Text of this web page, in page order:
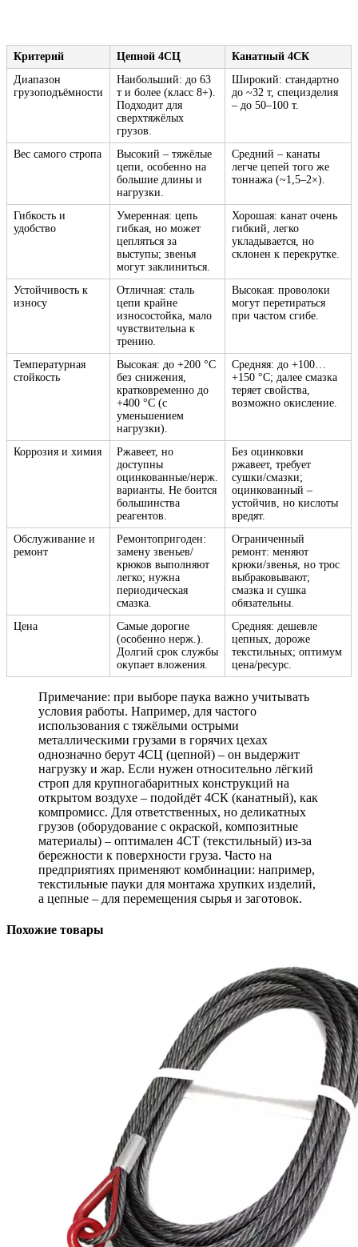
Критерий Цепной 4СЦ
Канатный 4СК
Диапазон
грузоподъёмности
Наибольший: до 63
т и более (класс 8+).
Подходит для
сверхтяжёлых
грузов.
Широкий: стандартно
до ~32 т, специзделия
– до 50–100 т.
Вес самого стропа
Высокий – тяжёлые
цепи, особенно на
большие длины и
нагрузки.
Средний – канаты
легче цепей того же
тоннажа (~1,5–2×).
Гибкость и
удобство
Умеренная: цепь
гибкая, но может
цепляться за
выступы; звенья
могут заклиниться.
Хорошая: канат очень
гибкий, легко
укладывается, но
склонен к перекрутке.
Устойчивость к
износу
Отличная: сталь
цепи крайне
износостойка, мало
чувствительна к
трению.
Высокая: проволоки
могут перетираться
при частом сгибе.
Температурная
стойкость
Высокая: до +200 °C
без снижения,
кратковременно до
+400 °C (с
уменьшением
нагрузки).
Средняя: до +100…
+150 °C; далее смазка
теряет свойства,
возможно окисление.
Коррозия и химия
Ржавеет, но
доступны
оцинкованные/нерж.
варианты. Не боится
большинства
реагентов.
Без оцинковки
ржавеет, требует
сушки/смазки;
оцинкованный –
устойчив, но кислоты
вредят.
Обслуживание и
ремонт
Ремонтопригоден:
замену звеньев/
крюков выполняют
легко; нужна
периодическая
смазка.
Ограниченный
ремонт: меняют
крюки/звенья, но трос
выбраковывают;
смазка и сушка
обязательны.
Цена
Самые дорогие
(особенно нерж.).
Долгий срок службы
окупает вложения.
Средняя: дешевле
цепных, дороже
текстильных; оптимум
цена/ресурс.
Примечание: при выборе паука важно учитывать
условия работы. Например, для частого
использования с тяжёлыми острыми
металлическими грузами в горячих цехах
однозначно берут 4СЦ (цепной) – он выдержит
нагрузку и жар. Если нужен относительно лёгкий
строп для крупногабаритных конструкций на
открытом воздухе – подойдёт 4СК (канатный), как
компромисс. Для ответственных, но деликатных
грузов (оборудование с окраской, композитные
материалы) – оптимален 4СТ (текстильный) из-за
бережности к поверхности груза. Часто на
предприятиях применяют комбинации: например,
текстильные пауки для монтажа хрупких изделий,
а цепные – для перемещения сырья и заготовок.
Похожие товары